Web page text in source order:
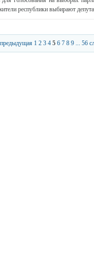
республики выбирают
1 2 3 4 5 6 7 8 9 ... 56